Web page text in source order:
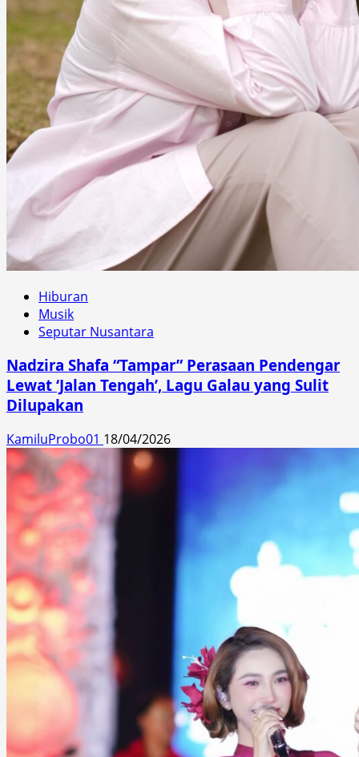
Hiburan
Musik
Seputar Nusantara
Nadzira Shafa “Tampar” Perasaan Pendengar
Lewat ‘Jalan Tengah’, Lagu Galau yang Sulit
Dilupakan
KamiluProbo01 18/04/2026